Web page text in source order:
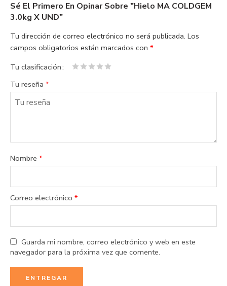
Sé El Primero En Opinar Sobre "Hielo MA COLDGEM
3.0kg X UND"
Tu dirección de correo electrónico no será publicada. Los
campos obligatorios están marcados con *
Tu clasificación
Tu reseña *
Nombre *
Correo electrónico *
Guarda mi nombre, correo electrónico y web en este
navegador para la próxima vez que comente.